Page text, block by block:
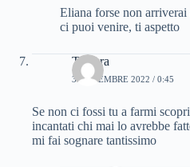
Eliana forse non
ci puoi venire, ti aspetto
Tamara
3 NOVEMBRE 2022 / 0:45
Se non ci fossi tu a farmi
incantati chi mai lo avrebbe
mi fai sognare tantissimo